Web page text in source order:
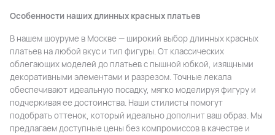
Особенности наших длинных красных платьев
В нашем шоуруме в Москве — широкий выбор длинных красных
платьев на любой вкус и тип фигуры. От классических
облегающих моделей до платьев с пышной юбкой, изящными
декоративными элементами и разрезом. Точные лекала
обеспечивают идеальную посадку, мягко моделируя фигуру и
подчеркивая ее достоинства. Наши стилисты помогут
подобрать оттенок, который идеально дополнит ваш образ. Мы
предлагаем доступные цены без компромиссов в качестве и